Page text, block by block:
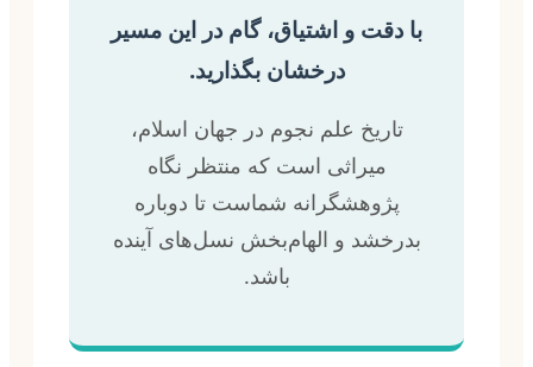
با دقت و اشتیاق، گام در این مسیر
درخشان بگذارید.
تاریخ علم نجوم در جهان اسلام،
میراثی است که منتظر نگاه
پژوهشگرانه شماست تا دوباره
بدرخشد و الهام‌بخش نسل‌های آینده
باشد.